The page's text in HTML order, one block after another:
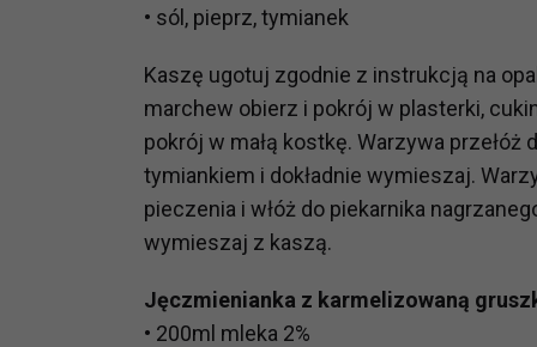
• sól, pieprz, tymianek
Kaszę ugotuj zgodnie z instrukcją na
marchew obierz i pokrój w plasterki,
pokrój w małą kostkę. Warzywa
tymiankiem i dokładnie wymieszaj.
pieczenia i włóż do piekarnika
wymieszaj z kaszą.
Jęczmienianka z karmelizowaną
• 200ml mleka 2%
potrzebom
Komu możemy przekazać
Zgodnie z obowiązującym
np. agencjom marketingowym,
obowiązującego prawa np.
prawną. Pragniemy też
Zaufanych parterów.
Masz między innymi prawo do
także wycofać zgodę na